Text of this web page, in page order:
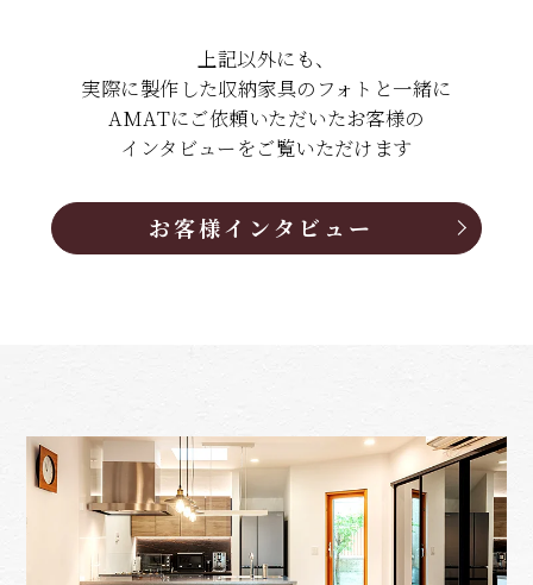
上記以外にも、
実際に製作した収納家具のフォトと一緒に
AMATにご依頼いただいたお客様の
インタビューをご覧いただけます
お客様インタビュー